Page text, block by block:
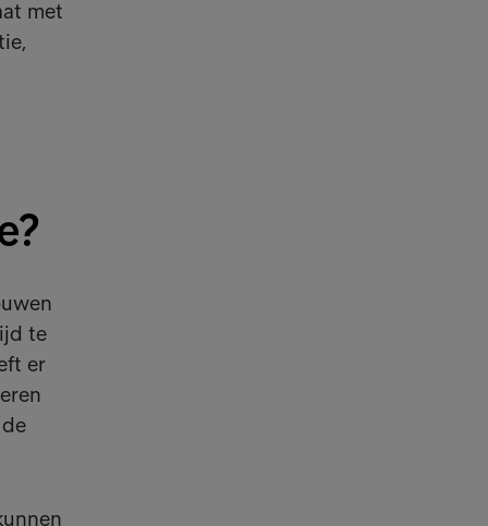
met
te
er